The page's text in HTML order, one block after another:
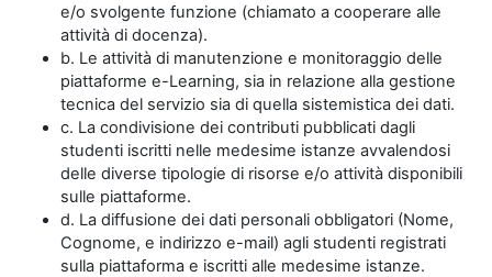
e/o svolgente funzione (chiamato a cooperare alle
attività di docenza).
b. Le attività di manutenzione e monitoraggio delle
piattaforme e-Learning, sia in relazione alla gestione
tecnica del servizio sia di quella sistemistica dei dati.
c. La condivisione dei contributi pubblicati dagli
studenti iscritti nelle medesime istanze avvalendosi
delle diverse tipologie di risorse e/o attività disponibili
sulle piattaforme.
d. La diffusione dei dati personali obbligatori (Nome,
Cognome, e indirizzo e-mail) agli studenti registrati
sulla piattaforma e iscritti alle medesime istanze.